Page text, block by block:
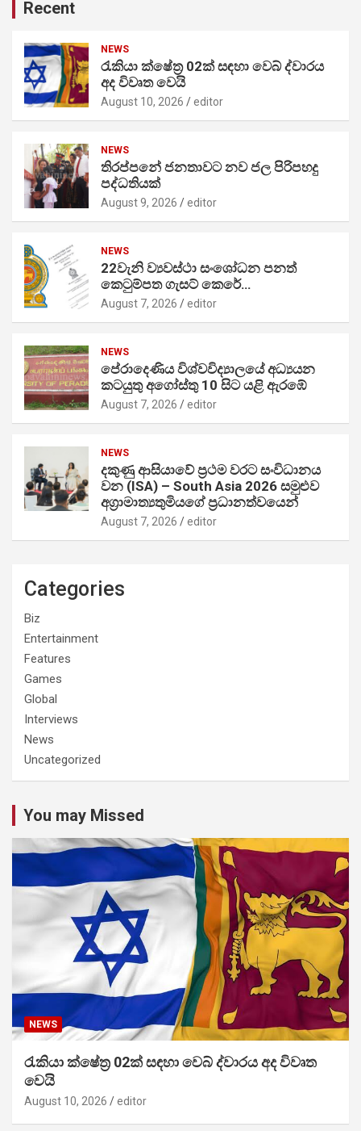
Recent
NEWS
රැකියා ක්ෂේත්‍ර 02ක් සඳහා වෙබ් ද්වාරය
අද විවෘත වෙයි
August 10, 2026 editor
NEWS
තිරප්පනේ ජනතාවට නව ජල පිරිපහදු
පද්ධතියක්
August 9, 2026 editor
NEWS
22වැනි ව්‍යවස්ථා සංශෝධන පනත්
කෙටුම්පත ගැසට් කෙරේ…
August 7, 2026 editor
NEWS
පේරාදෙණිය විශ්වවිද්‍යාලයේ අධ්‍යයන
කටයුතු අගෝස්තු 10 සිට යළි ඇරඹේ
August 7, 2026 editor
NEWS
දකුණු ආසියාවේ ප්‍රථම වරට සංවිධානය
වන (ISA) – South Asia 2026 සමුළුව
අග්‍රාමාත්‍යතුමියගේ ප්‍රධානත්වයෙන්
August 7, 2026 editor
Categories
Biz
Entertainment
Features
Games
Global
Interviews
News
Uncategorized
You may Missed
NEWS
රැකියා ක්ෂේත්‍ර 02ක් සඳහා වෙබ් ද්වාරය අද විවෘත
වෙයි
August 10, 2026 editor